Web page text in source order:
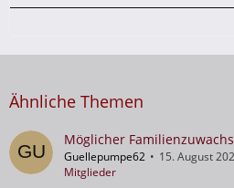
Ähnliche Themen
Möglicher
Guellepumpe62
15. August
Mitglieder